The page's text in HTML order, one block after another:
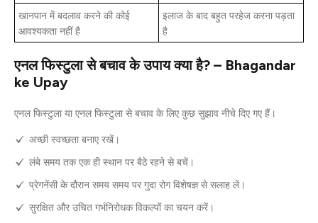
खानपान में बदलाव करने की कोई
आवश्यकता नहीं है
इलाज के बाद बहुत परहेज करना पड़ता
है
एनल फिस्टुला से बचाव के उपाय क्या है? – Bhagandar
ke Upay
एनल फिस्टुला या एनल फिस्टुला से बचाव के लिए कुछ सुझाव नीचे दिए गए हैं।
अच्छी स्वच्छता बनाए रखें।
लंबे समय तक एक ही स्थान पर बैठे रहने से बचें।
प्रेगनेंसी के दौरान समय समय पर गुदा रोग विशेषज्ञ से सलाह लें।
सुरक्षित और उचित गर्भनिरोधक विकल्पों का चयन करें।